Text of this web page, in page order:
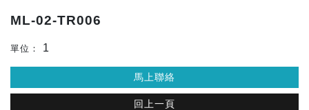
ML-02-TR006
單位： 1
馬上聯絡
回上一頁